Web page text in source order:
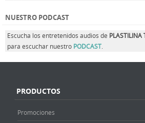
NUESTRO PODCAST
Escucha los entretenidos audios de PLASTILINA
para escuchar nuestro PODCAST
PRODUCTOS
Promociones